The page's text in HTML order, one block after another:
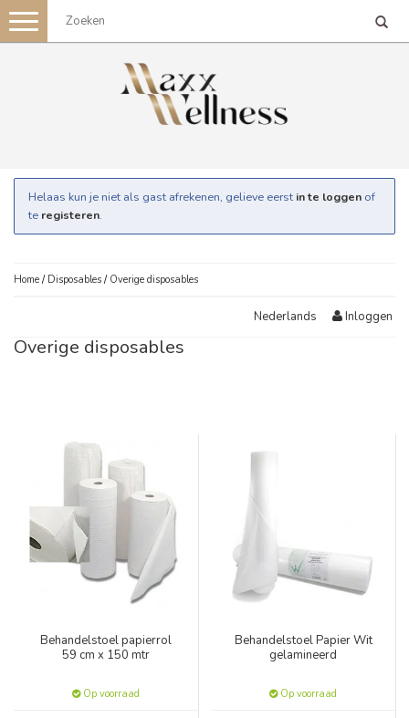
Toggle
navigation
Helaas kun je niet als gast afrekenen, gelieve eerst in te loggen of
te registeren.
Home / Disposables / Overige disposables
Nederlands Inloggen
Overige disposables
Behandelstoel papierrol
59 cm x 150 mtr
Op voorraad
Behandelstoel Papier Wit
gelamineerd
Op voorraad